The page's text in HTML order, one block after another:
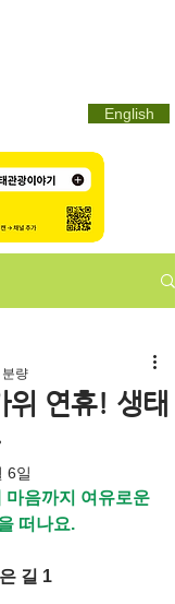
English
위 연휴! 생태
분량
6일
마음까지 여유로운
떠나요.
길 1